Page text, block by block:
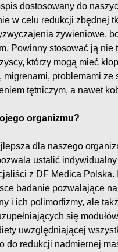
dostosowany do
w celu redukcji zbędnej
żywieniowe,
Powinny stosować ją nie
którzy mogą mieć
problemami ze
tętniczym, a nawet
organizmu?
dla naszego
ustalić
z DF Medica Polska.
badanie pozwalające
i ich polimorfizmy, ale
się
uwzględniającej
do redukcji nadmiernej